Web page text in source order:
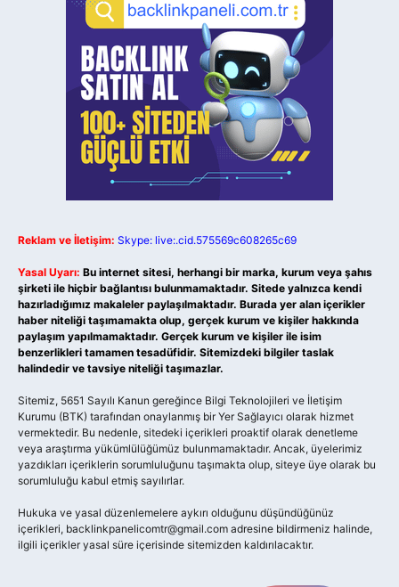
Reklam ve İletişim: Skype: live:.cid.575569c608265c69
Yasal Uyarı: Bu internet sitesi, herhangi bir marka, kurum veya şahıs
şirketi ile hiçbir bağlantısı bulunmamaktadır. Sitede yalnızca kendi
hazırladığımız makaleler paylaşılmaktadır. Burada yer alan içerikler
haber niteliği taşımamakta olup, gerçek kurum ve kişiler hakkında
paylaşım yapılmamaktadır. Gerçek kurum ve kişiler ile isim
benzerlikleri tamamen tesadüfidir. Sitemizdeki bilgiler taslak
halindedir ve tavsiye niteliği taşımazlar.
Sitemiz, 5651 Sayılı Kanun gereğince Bilgi Teknolojileri ve İletişim
Kurumu (BTK) tarafından onaylanmış bir Yer Sağlayıcı olarak hizmet
vermektedir. Bu nedenle, sitedeki içerikleri proaktif olarak denetleme
veya araştırma yükümlülüğümüz bulunmamaktadır. Ancak, üyelerimiz
yazdıkları içeriklerin sorumluluğunu taşımakta olup, siteye üye olarak bu
sorumluluğu kabul etmiş sayılırlar.
Hukuka ve yasal düzenlemelere aykırı olduğunu düşündüğünüz
içerikleri, backlinkpanelicomtr@gmail.com adresine bildirmeniz halinde,
ilgili içerikler yasal süre içerisinde sitemizden kaldırılacaktır.